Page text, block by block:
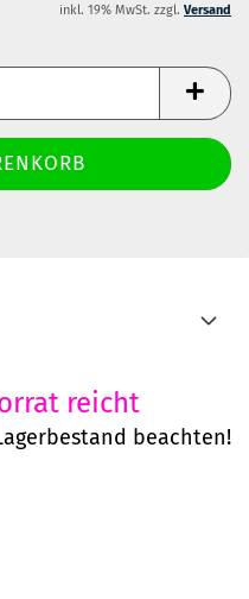
inkl. 19% MwSt. zzgl. Versand
reicht
beachten!